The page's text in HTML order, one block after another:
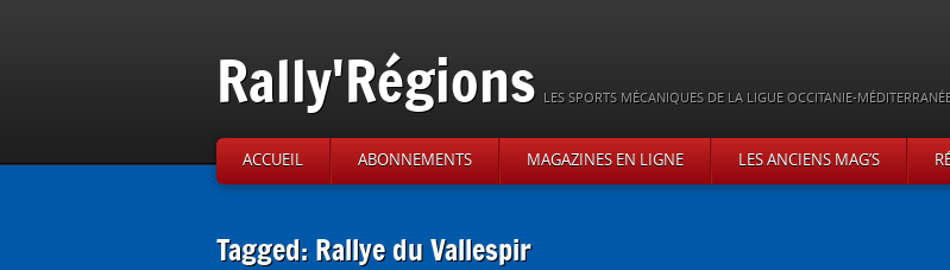
Rally'Régions LES SPORTS MÉCANIQUES DE LA LIGUE OCCITANIE-
ACCUEIL ABONNEMENTS MAGAZINES EN LIGNE LES ANCIENS MAG’S
Tagged: Rallye du Vallespir